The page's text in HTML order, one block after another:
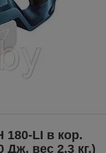
180-LI в кор.
вес 2.3 кг,)